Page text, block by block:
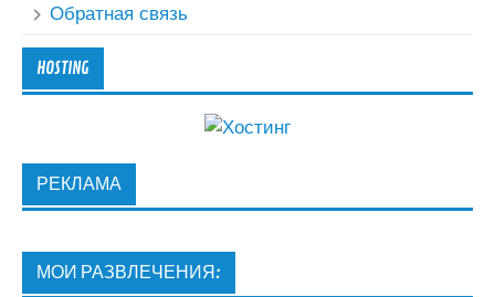
Обратная связь
HOSTING
РЕКЛАМА
МОИ РАЗВЛЕЧЕНИЯ: